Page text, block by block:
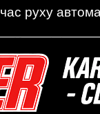
руху